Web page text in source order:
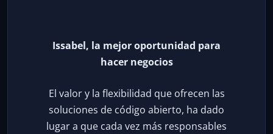
Issabel, la mejor oportunidad para
hacer negocios
El valor y la flexibilidad que ofrecen las
soluciones de código abierto, ha dado
lugar a que cada vez más responsables